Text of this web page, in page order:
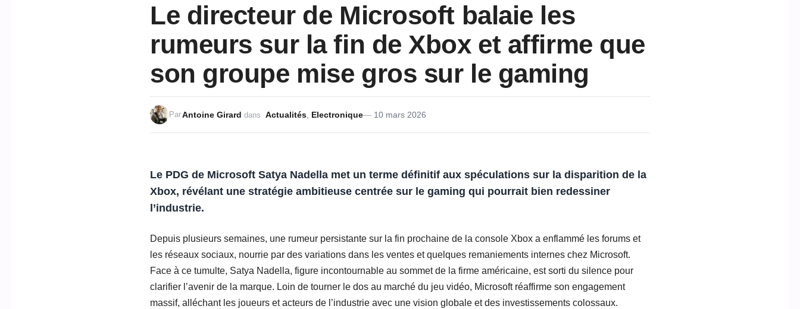
Le directeur de Microsoft balaie les
rumeurs sur la fin de Xbox et affirme que
son groupe mise gros sur le gaming
10 mars 2026
ParAntoine Girard dans Actualités Electronique
Le PDG de Microsoft Satya Nadella met un terme définitif aux spéculations sur la disparition de la
Xbox, révélant une stratégie ambitieuse centrée sur le gaming qui pourrait bien redessiner
l’industrie.
Depuis plusieurs semaines, une rumeur persistante sur la fin prochaine de la console Xbox a enflammé les forums et
les réseaux sociaux, nourrie par des variations dans les ventes et quelques remaniements internes chez Microsoft.
Face à ce tumulte, Satya Nadella, figure incontournable au sommet de la firme américaine, est sorti du silence pour
clarifier l’avenir de la marque. Loin de tourner le dos au marché du jeu vidéo, Microsoft réaffirme son engagement
massif, alléchant les joueurs et acteurs de l’industrie avec une vision globale et des investissements colossaux.